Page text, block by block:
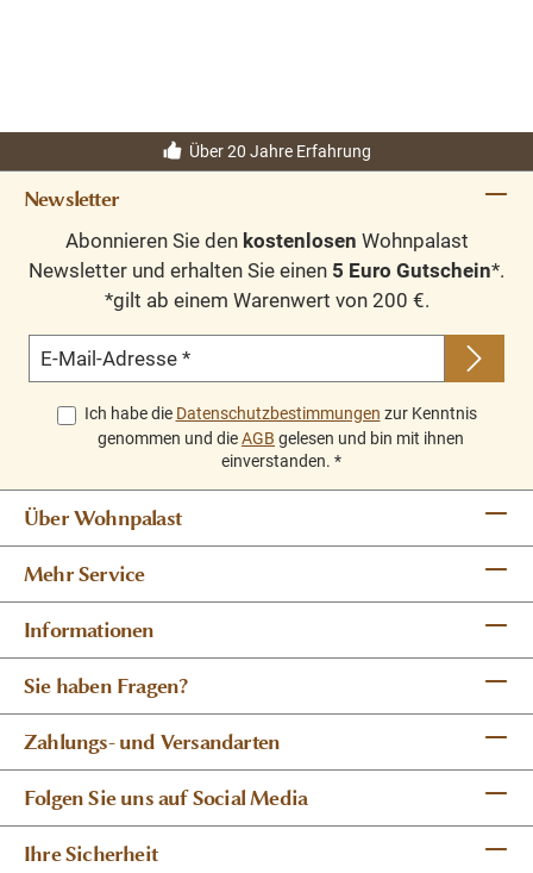
Über 20 Jahre Erfahrung
Newsletter
Abonnieren Sie den kostenlosen Wohnpalast
Newsletter und erhalten Sie einen 5 Euro Gutschein*.
*gilt ab einem Warenwert von 200 €.
E-Mail-Adresse *
Ich habe die Datenschutzbestimmungen zur Kenntnis
genommen und dieAGB gelesen und bin mit ihnen
einverstanden. *
Über Wohnpalast
Mehr Service
Informationen
Sie haben Fragen?
Zahlungs- und Versandarten
Folgen Sie uns auf Social Media
Ihre Sicherheit